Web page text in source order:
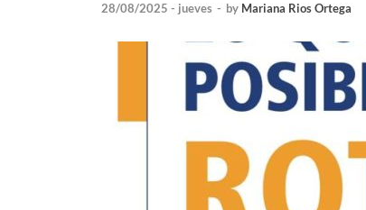
28/08/2025 - jueves - by Mariana Rios Ortega